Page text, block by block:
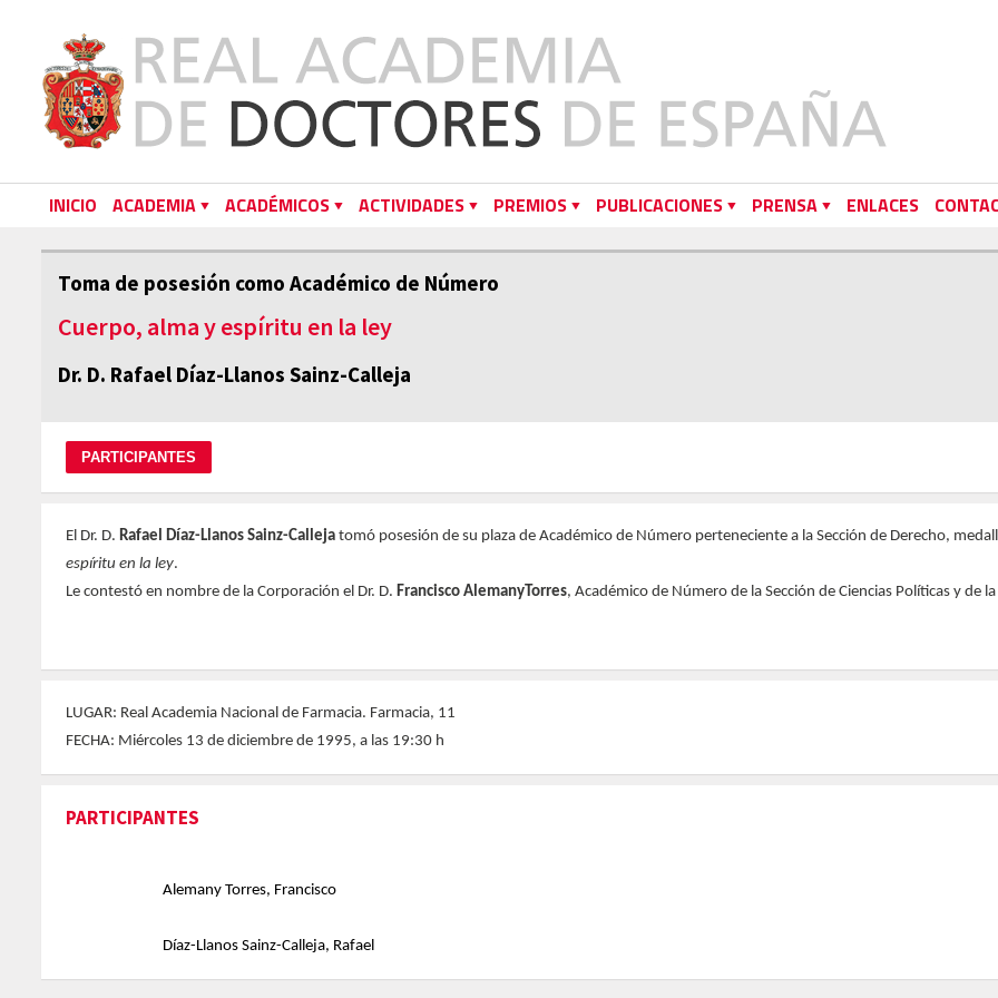
INICIO ACADEMIA ACADÉMICOS ACTIVIDADES PREMIOS PUBLICACIONES PRENSA ENLACES
Toma de posesión como Académico de Número
Cuerpo, alma y espíritu en la ley
Dr. D. Rafael Díaz-Llanos Sainz-Calleja
El Dr. D. Rafael Díaz-Llanos Sainz-Calleja tomó posesión de su plaza de Académico de Número perteneciente a la Sección de Derecho,
espíritu en la ley.
Le contestó en nombre de la Corporación el Dr. D. Francisco AlemanyTorres, Académico de Número de la Sección de Ciencias Políticas y de
LUGAR: Real Academia Nacional de Farmacia. Farmacia, 11
FECHA: Miércoles 13 de diciembre de 1995, a las 19:30 h
PARTICIPANTES
Alemany Torres, Francisco
Díaz-Llanos Sainz-Calleja, Rafael